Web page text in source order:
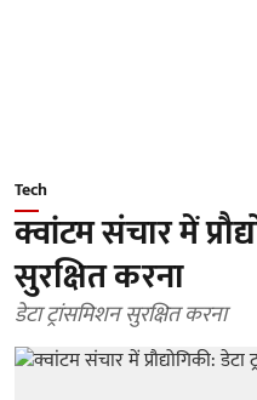
Tech
क्वांटम संचार में
सुरक्षित करना
डेटा ट्रांसमिशन सुरक्षित करना